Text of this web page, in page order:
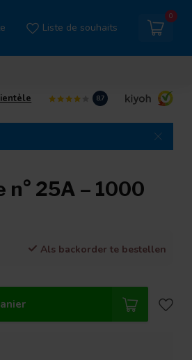
Liste de souhaits
0
8.7
25A – 1000
Als backorder te bestellen